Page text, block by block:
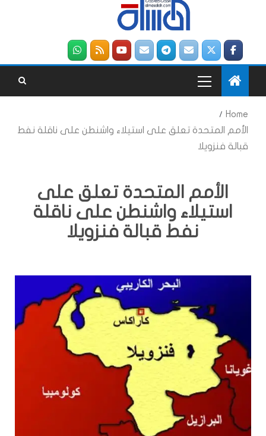
Home
الأمم المتحدة تعلق على استيلاء واشنطن على ناقلة نفط
قبالة فنزويلا
الأمم المتحدة تعلق على
استيلاء واشنطن على ناقلة
نفط قبالة فنزويلا